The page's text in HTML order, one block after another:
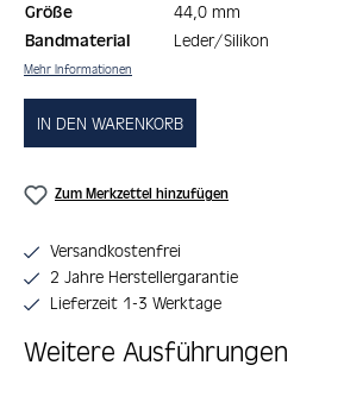
Größe
44,0 mm
Bandmaterial
Leder/Silikon
Mehr Informationen
IN DEN WARENKORB
Zum Merkzettel hinzufügen
Versandkostenfrei
2 Jahre Herstellergarantie
Lieferzeit 1-3 Werktage
Weitere Ausführungen